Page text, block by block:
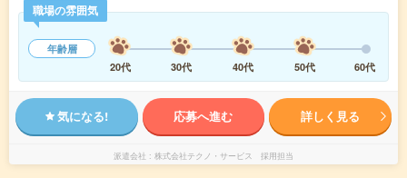
職場の雰囲気
年齢層
20代
30代 40代 50代 60代
気になる! 応募へ進む 詳しく見る
派遣会社 株式会社テクノ・サービス 採用担当